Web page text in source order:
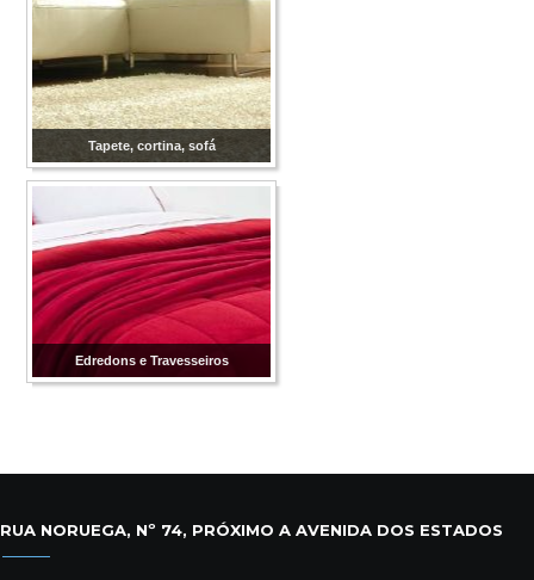
Tapete, cortina, sofá
Edredons e Travesseiros
RUA NORUEGA, Nº 74, PRÓXIMO A AVENIDA DOS ESTADOS